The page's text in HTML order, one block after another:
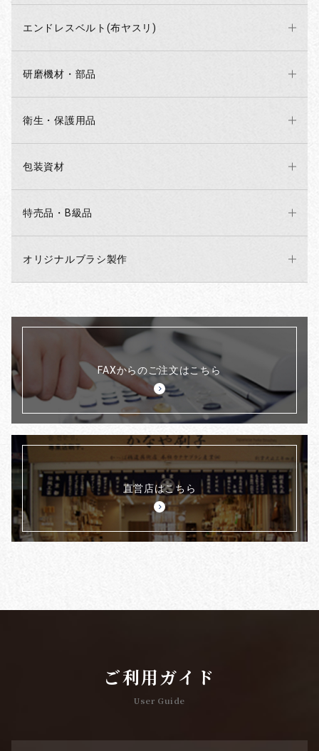
エンドレスベルト(布ヤスリ)
研磨機材・部品
衛生・保護用品
包装資材
特売品・B級品
オリジナルブラシ製作
FAXからのご注文はこちら
直営店はこちら
ご利用ガイド
User Guide